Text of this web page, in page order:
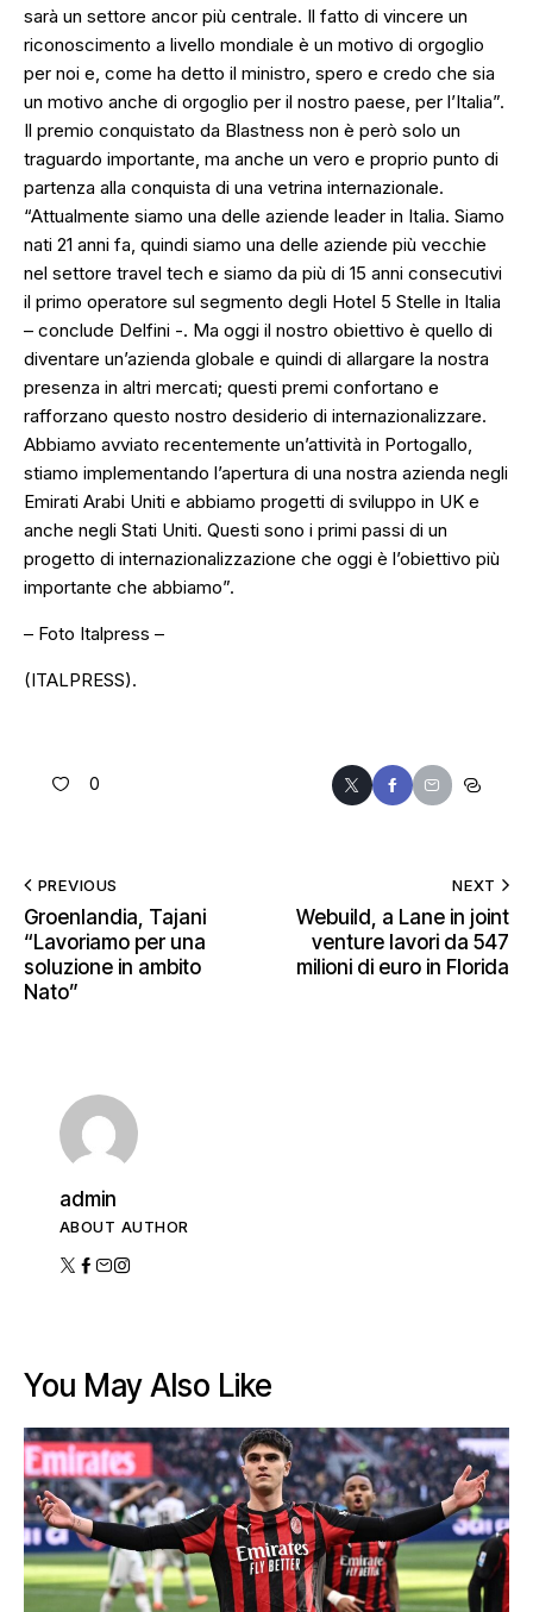
sarà un settore ancor più centrale. Il fatto di vincere un
riconoscimento a livello mondiale è un motivo di orgoglio
per noi e, come ha detto il ministro, spero e credo che sia
un motivo anche di orgoglio per il nostro paese, per l’Italia”.
Il premio conquistato da Blastness non è però solo un
traguardo importante, ma anche un vero e proprio punto di
partenza alla conquista di una vetrina internazionale.
“Attualmente siamo una delle aziende leader in Italia. Siamo
nati 21 anni fa, quindi siamo una delle aziende più vecchie
nel settore travel tech e siamo da più di 15 anni consecutivi
il primo operatore sul segmento degli Hotel 5 Stelle in Italia
– conclude Delfini -. Ma oggi il nostro obiettivo è quello di
diventare un’azienda globale e quindi di allargare la nostra
presenza in altri mercati; questi premi confortano e
rafforzano questo nostro desiderio di internazionalizzare.
Abbiamo avviato recentemente un’attività in Portogallo,
stiamo implementando l’apertura di una nostra azienda negli
Emirati Arabi Uniti e abbiamo progetti di sviluppo in UK e
anche negli Stati Uniti. Questi sono i primi passi di un
progetto di internazionalizzazione che oggi è l’obiettivo più
importante che abbiamo”.
– Foto Italpress –
(ITALPRESS).
0
PREVIOUS
Groenlandia, Tajani
“Lavoriamo per una
soluzione in ambito
Nato”
NEXT
Webuild, a Lane in joint
venture lavori da 547
milioni di euro in Florida
admin
ABOUT AUTHOR
You May Also Like